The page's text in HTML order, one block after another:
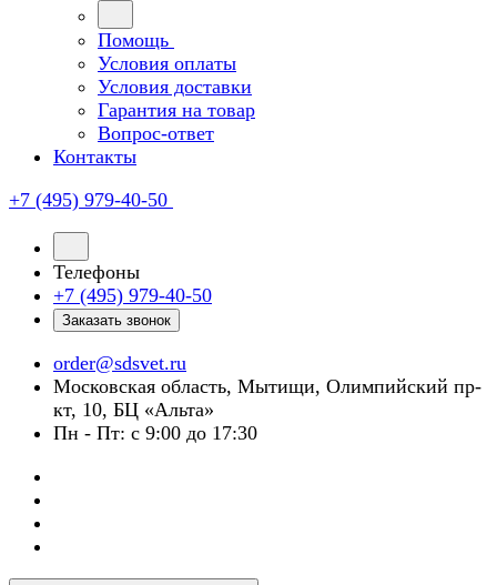
Помощь
Условия оплаты
Условия доставки
Гарантия на товар
Вопрос-ответ
Контакты
+7 (495) 979-40-50
Телефоны
+7 (495) 979-40-50
Заказать звонок
order@sdsvet.ru
Московская область, Мытищи, Олимпийский пр-
кт, 10, БЦ «Альта»
Пн - Пт: с 9:00 до 17:30